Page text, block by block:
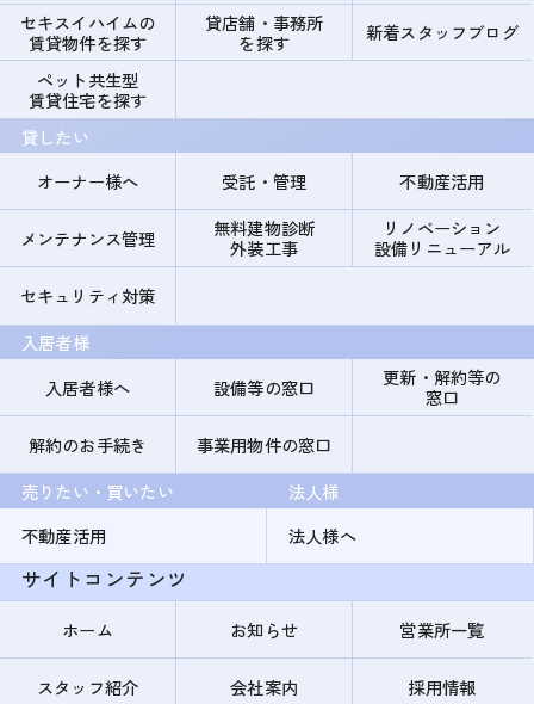
セキスイハイムの
賃貸物件を探す
貸店舗・事務所
を探す
新着スタッフブログ
ペット共生型
賃貸住宅を探す
貸したい
オーナー様へ
受託・管理 不動産活用
メンテナンス管理
無料建物診断
外装工事
リノベーション
設備リニューアル
セキュリティ対策
入居者様
入居者様へ
設備等の窓口
更新・解約等の
窓口
解約のお手続き
事業用物件の窓口
売りたい・買いたい
不動産活用
法人様
法人様へ
サイトコンテンツ
ホーム お知らせ 営業所一覧
スタッフ紹介 会社案内 採用情報